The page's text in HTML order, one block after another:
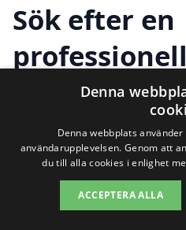
Sök efter en
tapetsering
städer nära
Att hitta hjälp för
Denna
Denna webbplats
användarupplevelsen. Genom att
du till alla cookies i enlighet
ACCEPTERA ALLA